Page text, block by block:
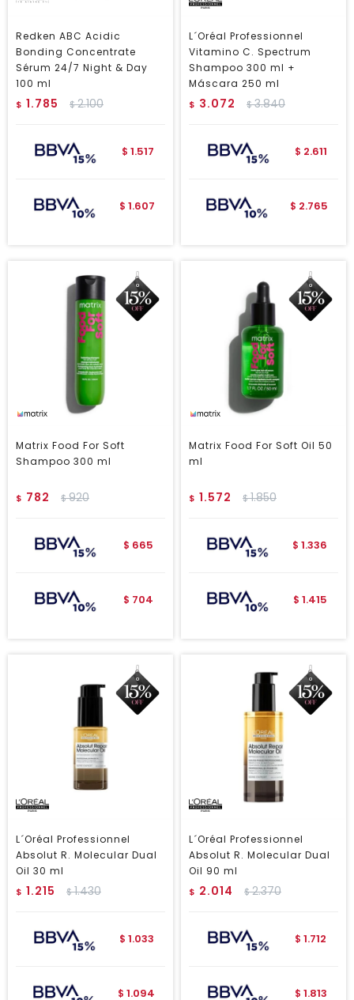
Redken ABC Acidic
Bonding Concentrate
Sérum 24/7 Night & Day
100 ml
$ 1.785 $2.100
$ 1.517
$ 1.607
L´Oréal Professionnel
Vitamino C. Spectrum
Shampoo 300 ml +
Máscara 250 ml
$ 3.072 $3.840
$ 2.611
$ 2.765
Matrix Food For Soft
Shampoo 300 ml
$ 782 $920
$ 665
$ 704
Matrix Food For Soft Oil 50
ml
$ 1.572 $1.850
$ 1.336
$ 1.415
L´Oréal Professionnel
Absolut R. Molecular Dual
Oil 30 ml
$ 1.215 $1.430
$ 1.033
$ 1.094
L´Oréal Professionnel
Absolut R. Molecular Dual
Oil 90 ml
$ 2.014 $2.370
$ 1.712
$ 1.813